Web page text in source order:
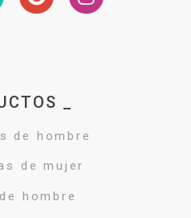
_
de hombre
de mujer
hombre